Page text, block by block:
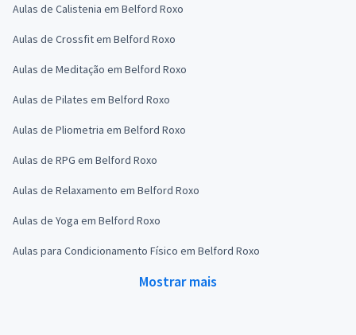
Aulas de Calistenia em Belford Roxo
Aulas de Crossfit em Belford Roxo
Aulas de Meditação em Belford Roxo
Aulas de Pilates em Belford Roxo
Aulas de Pliometria em Belford Roxo
Aulas de RPG em Belford Roxo
Aulas de Relaxamento em Belford Roxo
Aulas de Yoga em Belford Roxo
Aulas para Condicionamento Físico em Belford Roxo
Mostrar mais